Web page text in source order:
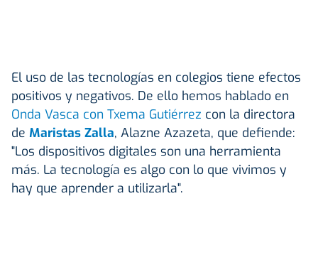
El uso de las tecnologías en colegios tiene efectos
positivos y negativos. De ello hemos hablado en
Onda Vasca con Txema Gutiérrez con la directora
de Maristas Zalla, Alazne Azazeta, que defiende:
"Los dispositivos digitales son una herramienta
más. La tecnología es algo con lo que vivimos y
hay que aprender a utilizarla".